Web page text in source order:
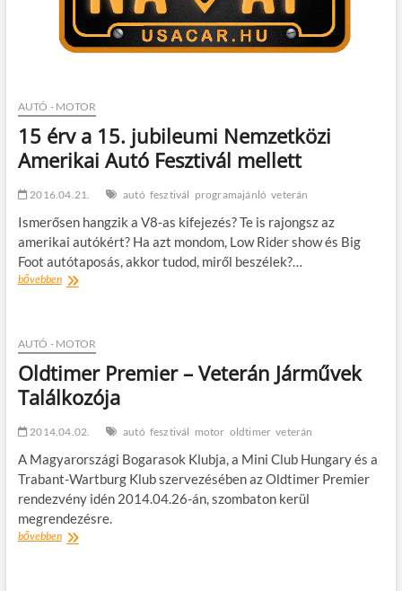
AUTÓ - MOTOR
15 érv a 15. jubileumi Nemzetközi
Amerikai Autó Fesztivál mellett
2016.04.21. autó fesztivál programajánló veterán
Ismerősen hangzik a V8-as kifejezés? Te is rajongsz az
amerikai autókért? Ha azt mondom, Low Rider show és Big
Foot autótaposás, akkor tudod, miről beszélek?…
bővebben15
jubileumi
Amerikai
Autó
Fesztivál
AUTÓ - MOTOR
Oldtimer Premier – Veterán Járművek
Találkozója
2014.04.02. autó fesztivál motor oldtimer veterán
A Magyarországi Bogarasok Klubja, a Mini Club Hungary és a
Trabant-Wartburg Klub szervezésében az Oldtimer Premier
rendezvény idén 2014.04.26-án, szombaton kerül
megrendezésre.
bővebbenOldtimer